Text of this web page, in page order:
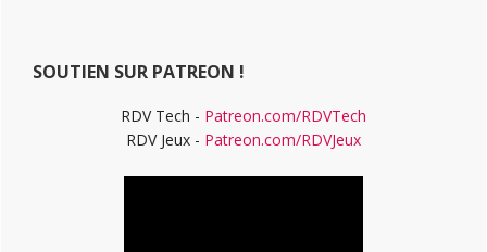
SOUTIEN SUR PATREON !
RDV Tech - Patreon.com/RDVTech
RDV Jeux - Patreon.com/RDVJeux